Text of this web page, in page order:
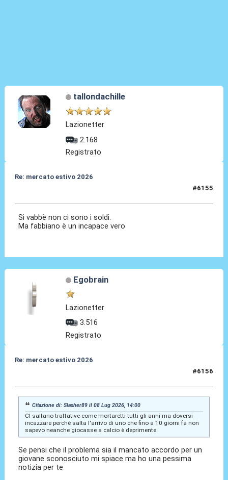
tallondachille
Lazionetter
2.168
Registrato
Re: mercato estivo 2026
#6155
Si vabbè non ci sono i soldi.
Ma fabbiano è un incapace vero
Egobrain
Lazionetter
3.516
Registrato
Re: mercato estivo 2026
#6156
Citazione di: Slasher89 il 08 Lug 2026, 14:00
CI saltano trattative come mortaretti tutti gli anni ma doversi
incazzare perchè salta l'arrivo di uno che fino a 10 giorni fa non
sapevo neanche giocasse a calcio è deprimente.
Se pensi che il problema sia il mancato accordo per un
giovane sconosciuto mi spiace ma ho una pessima
notizia per te